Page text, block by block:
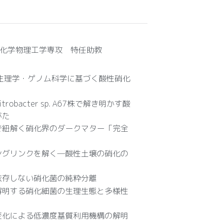
学物理工学専攻 特任助教
学・ゲノム科学に基づく酸性硝化
sp. A67株で解き明かす酸
解く硝化界のダークマター「完全
リンクを解く―酸性土壌の硝化の
しない硝化菌の純粋分離
する硝化細菌の生理生態と多様性
による低濃度基質利用機構の解明